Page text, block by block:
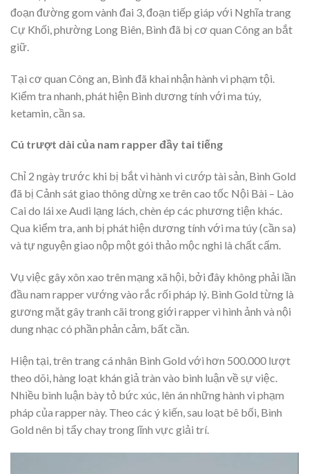
đoạn đường gom vành đai 3, đoạn tiếp giáp với Nghĩa trang
Cự Khối, phường Long Biên, Bình đã bị cơ quan Công an bắt
giữ.
Tại cơ quan Công an, Bình đã khai nhận hành vi phạm tội.
Kiểm tra nhanh, phát hiện Bình dương tính với ma túy,
ketamin, cần sa.
Cú trượt dài của nam rapper đầy tai tiếng
Chỉ 2 ngày trước khi bị bắt vì hành vi cướp tài sản, Bình Gold
đã bị Cảnh sát giao thông dừng xe trên cao tốc Nội Bài – Lào
Cai do lái xe Audi lạng lách, chèn ép các phương tiện khác.
Qua kiểm tra, anh bị phát hiện dương tính với ma túy (cần sa)
và tự nguyện giao nộp một gói thảo mộc nghi là chất cấm.
Vụ việc gây xôn xao trên mạng xã hội, bởi đây không phải lần
đầu nam rapper vướng vào rắc rối pháp lý. Bình Gold từng là
gương mặt gây tranh cãi trong giới rapper vì hình ảnh và nội
dung nhạc có phần phản cảm, bất cần.
Hiện tại, trên trang cá nhân Bình Gold với hơn 500.000 lượt
theo dõi, hàng loạt khán giả tràn vào bình luận về sự việc.
Nhiều bình luận bày tỏ bức xúc, lên án những hành vi phạm
pháp của rapper này. Theo các ý kiến, sau loạt bê bối, Bình
Gold nên bị tẩy chay trong lĩnh vực giải trí.